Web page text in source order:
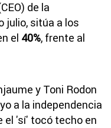
de la
julio, sitúa a los
el 40%, frente al
y Toni Rodon
a la independencia
el 'sí' tocó techo en